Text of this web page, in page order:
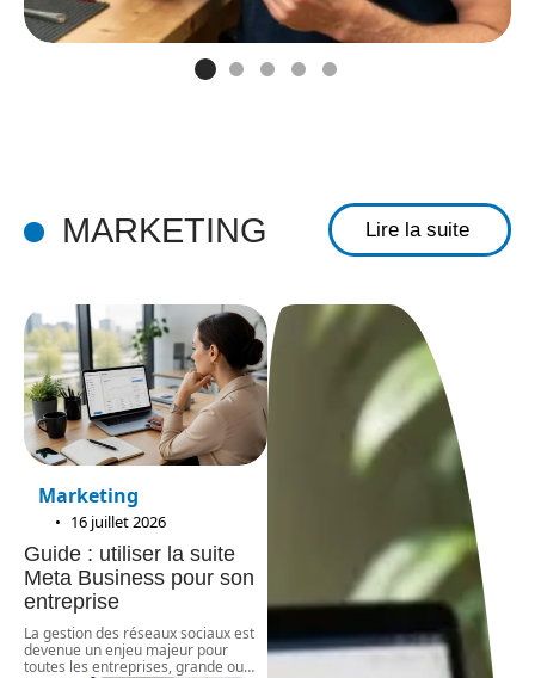
MARKETING Lire la suite
Marketing
16 juillet 2026
Guide : utiliser la suite
Meta Business pour son
entreprise
La gestion des réseaux sociaux est
devenue un enjeu majeur pour
toutes les entreprises, grande ou…